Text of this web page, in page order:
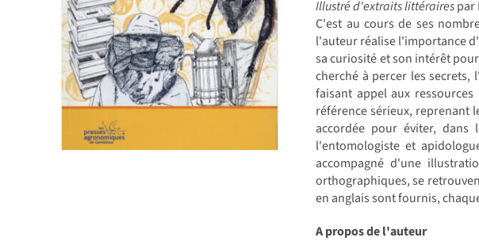
Illustré d'extraits littérairespar
C'est au cours de ses
l'auteur réalise l'importance
sa curiosité et son intérêt
cherché à percer les
faisant appel aux
référence sérieux, reprenant
accordée pour éviter,
l'entomologiste et
accompagné d'une
orthographiques, se
en anglais sont fournis,
A propos de l'auteur